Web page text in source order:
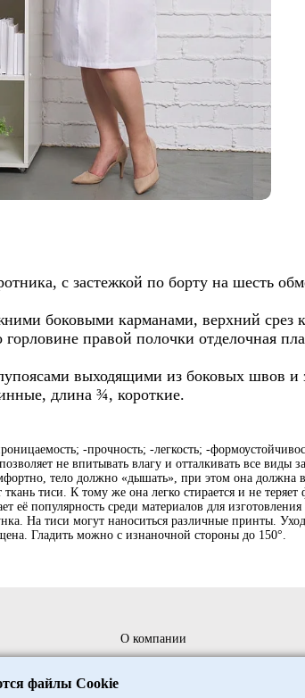
с застежкой по борту на шесть
боковыми карманами, верхний срез
правой полочки отделочная
выходящими из боковых швов и
длина ¾, короткие.
-прочность; -легкость; -
не впитывать влагу и отталкивать все виды
тело должно «дышать», при этом она должна
тиси. К тому же она легко стирается и не
её популярность среди материалов для
На тиси могут наноситься различные принты.
Гладить можно с изнаночной стороны до 150°.
О компании
файлы Cookie